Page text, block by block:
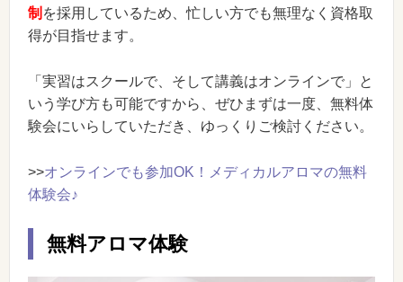
制 を採用しているため、忙しい方でも無理なく資格取
得が目指せます。
「実習はスクールで、そして講義はオンラインで」と
いう学び方も可能ですから、ぜひまずは一度、無料体
験会にいらしていただき、ゆっくりご検討ください。
>>オンラインでも参加OK！メディカルアロマの無料
体験会♪
無料アロマ体験